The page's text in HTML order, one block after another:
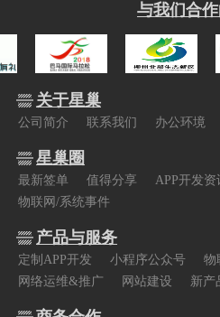
与我们合
关于星巢
公司简介 联系我们 办公环境
星巢圈
最新签单 值得分享 APP开发资
物联网/系统事件
产品与服务
定制APP开发 小程序公众号
物
网络运维&推广
网站建设 新产